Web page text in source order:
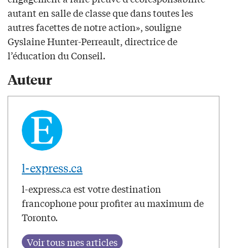
autant en salle de classe que dans toutes les
autres facettes de notre action», souligne
Gyslaine Hunter-Perreault, directrice de
l’éducation du Conseil.
Auteur
l-express.ca
l-express.ca est votre destination
francophone pour profiter au maximum de
Toronto.